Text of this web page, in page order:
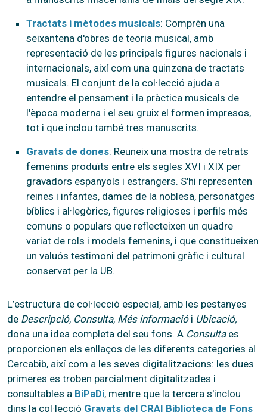
Tractats i mètodes musicals: Comprèn una
seixantena d'obres de teoria musical, amb
representació de les principals figures nacionals i
internacionals, així com una quinzena de tractats
musicals. El conjunt de la col·lecció ajuda a
entendre el pensament i la pràctica musicals de
l'època moderna i el seu gruix el formen impresos,
tot i que inclou també tres manuscrits.
Gravats de dones: Reuneix una mostra de retrats
femenins produïts entre els segles XVI i XIX per
gravadors espanyols i estrangers. S'hi representen
reines i infantes, dames de la noblesa, personatges
bíblics i al·legòrics, figures religioses i perfils més
comuns o populars que reflecteixen un quadre
variat de rols i models femenins, i que constitueixen
un valuós testimoni del patrimoni gràfic i cultural
conservat per la UB.
L’estructura de col·lecció especial, amb les pestanyes
de Descripció, Consulta, Més informaciói Ubicació,
dona una idea completa del seu fons. A Consultaes
proporcionen els enllaços de les diferents categories al
Cercabib, així com a les seves digitalitzacions: les dues
primeres es troben parcialment digitalitzades i
consultables a BiPaDi, mentre que la tercera s'inclou
dins la col·lecció Gravats del CRAI Biblioteca de Fons